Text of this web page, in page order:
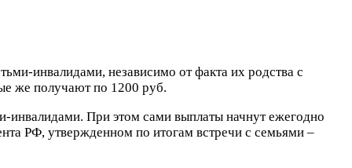
инвалидами, независимо от факта их родства с
же получают по 1200 руб.
инвалидами. При этом сами выплаты начнут ежегодно
РФ, утвержденном по итогам встречи с семьями –